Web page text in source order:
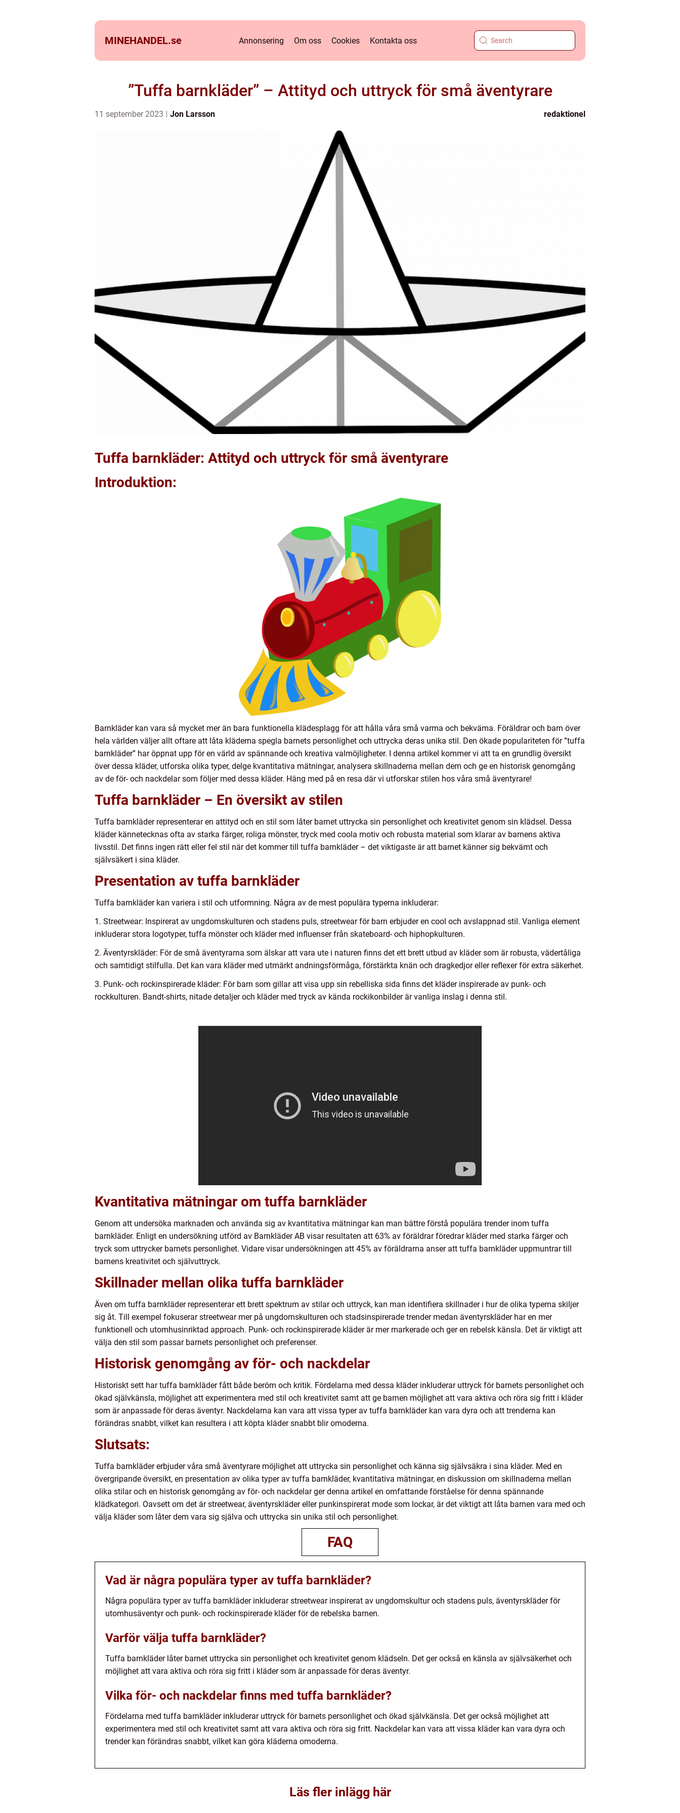
MINEHANDEL.se Annonsering Om oss Cookies Kontakta oss
”Tuffa barnkläder” – Attityd och uttryck för små äventyrare
11 september 2023 Jon Larsson redaktionel
Tuffa barnkläder: Attityd och uttryck för små äventyrare
Introduktion:
Barnkläder kan vara så mycket mer än bara funktionella klädesplagg för att hålla våra små varma och bekväma. Föräldrar och barn över
hela världen väljer allt oftare att låta kläderna spegla barnets personlighet och uttrycka deras unika stil. Den ökade populariteten för ”tuffa
barnkläder” har öppnat upp för en värld av spännande och kreativa valmöjligheter. I denna artikel kommer vi att ta en grundlig översikt
över dessa kläder, utforska olika typer, delge kvantitativa mätningar, analysera skillnaderna mellan dem och ge en historisk genomgång
av de för- och nackdelar som följer med dessa kläder. Häng med på en resa där vi utforskar stilen hos våra små äventyrare!
Tuffa barnkläder – En översikt av stilen
Tuffa barnkläder representerar en attityd och en stil som låter barnet uttrycka sin personlighet och kreativitet genom sin klädsel. Dessa
kläder kännetecknas ofta av starka färger, roliga mönster, tryck med coola motiv och robusta material som klarar av barnens aktiva
livsstil. Det finns ingen rätt eller fel stil när det kommer till tuffa barnkläder – det viktigaste är att barnet känner sig bekvämt och
självsäkert i sina kläder.
Presentation av tuffa barnkläder
Tuffa barnkläder kan variera i stil och utformning. Några av de mest populära typerna inkluderar:
1. Streetwear: Inspirerat av ungdomskulturen och stadens puls, streetwear för barn erbjuder en cool och avslappnad stil. Vanliga element
inkluderar stora logotyper, tuffa mönster och kläder med influenser från skateboard- och hiphopkulturen.
2. Äventyrskläder: För de små äventyrarna som älskar att vara ute i naturen finns det ett brett utbud av kläder som är robusta, vädertåliga
och samtidigt stilfulla. Det kan vara kläder med utmärkt andningsförmåga, förstärkta knän och dragkedjor eller reflexer för extra säkerhet.
3. Punk- och rockinspirerade kläder: För barn som gillar att visa upp sin rebelliska sida finns det kläder inspirerade av punk- och
rockkulturen. Bandt-shirts, nitade detaljer och kläder med tryck av kända rockikonbilder är vanliga inslag i denna stil.
Kvantitativa mätningar om tuffa barnkläder
Genom att undersöka marknaden och använda sig av kvantitativa mätningar kan man bättre förstå populära trender inom tuffa
barnkläder. Enligt en undersökning utförd av Barnkläder AB visar resultaten att 63% av föräldrar föredrar kläder med starka färger och
tryck som uttrycker barnets personlighet. Vidare visar undersökningen att 45% av föräldrarna anser att tuffa barnkläder uppmuntrar till
barnens kreativitet och självuttryck.
Skillnader mellan olika tuffa barnkläder
Även om tuffa barnkläder representerar ett brett spektrum av stilar och uttryck, kan man identifiera skillnader i hur de olika typerna skiljer
sig åt. Till exempel fokuserar streetwear mer på ungdomskulturen och stadsinspirerade trender medan äventyrskläder har en mer
funktionell och utomhusinriktad approach. Punk- och rockinspirerade kläder är mer markerade och ger en rebelsk känsla. Det är viktigt att
välja den stil som passar barnets personlighet och preferenser.
Historisk genomgång av för- och nackdelar
Historiskt sett har tuffa barnkläder fått både beröm och kritik. Fördelarna med dessa kläder inkluderar uttryck för barnets personlighet och
ökad självkänsla, möjlighet att experimentera med stil och kreativitet samt att ge barnen möjlighet att vara aktiva och röra sig fritt i kläder
som är anpassade för deras äventyr. Nackdelarna kan vara att vissa typer av tuffa barnkläder kan vara dyra och att trenderna kan
förändras snabbt, vilket kan resultera i att köpta kläder snabbt blir omoderna.
Slutsats:
Tuffa barnkläder erbjuder våra små äventyrare möjlighet att uttrycka sin personlighet och känna sig självsäkra i sina kläder. Med en
övergripande översikt, en presentation av olika typer av tuffa barnkläder, kvantitativa mätningar, en diskussion om skillnaderna mellan
olika stilar och en historisk genomgång av för- och nackdelar ger denna artikel en omfattande förståelse för denna spännande
klädkategori. Oavsett om det är streetwear, äventyrskläder eller punkinspirerat mode som lockar, är det viktigt att låta barnen vara med och
välja kläder som låter dem vara sig själva och uttrycka sin unika stil och personlighet.
FAQ
Vad är några populära typer av tuffa barnkläder?
Några populära typer av tuffa barnkläder inkluderar streetwear inspirerat av ungdomskultur och stadens puls, äventyrskläder för
utomhusäventyr och punk- och rockinspirerade kläder för de rebelska barnen.
Varför välja tuffa barnkläder?
Tuffa barnkläder låter barnet uttrycka sin personlighet och kreativitet genom klädseln. Det ger också en känsla av självsäkerhet och
möjlighet att vara aktiva och röra sig fritt i kläder som är anpassade för deras äventyr.
Vilka för- och nackdelar finns med tuffa barnkläder?
Fördelarna med tuffa barnkläder inkluderar uttryck för barnets personlighet och ökad självkänsla. Det ger också möjlighet att
experimentera med stil och kreativitet samt att vara aktiva och röra sig fritt. Nackdelar kan vara att vissa kläder kan vara dyra och
trender kan förändras snabbt, vilket kan göra kläderna omoderna.
Läs fler inlägg här